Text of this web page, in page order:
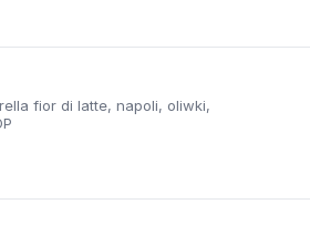
fior di latte, napoli, oliwki,